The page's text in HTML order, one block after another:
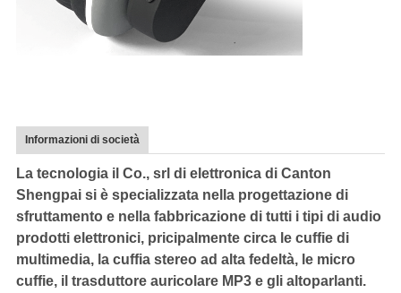
Informazioni di società
La tecnologia il Co., srl di elettronica di Canton
Shengpai si è specializzata nella progettazione di
sfruttamento e nella fabbricazione di tutti i tipi di audio
prodotti elettronici, pricipalmente circa le cuffie di
multimedia, la cuffia stereo ad alta fedeltà, le micro
cuffie, il trasduttore auricolare MP3 e gli altoparlanti.